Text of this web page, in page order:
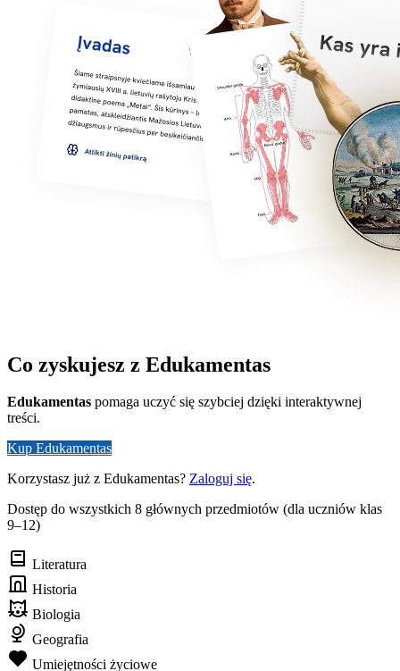
Co zyskujesz z Edukamentas
Edukamentas pomaga uczyć się szybciej dzięki interaktywnej
treści.
Kup Edukamentas
Korzystasz już z Edukamentas? Zaloguj się.
Dostęp do wszystkich 8 głównych przedmiotów (dla uczniów klas
9–12)
Literatura
Historia
Biologia
Geografia
Umiejętności życiowe